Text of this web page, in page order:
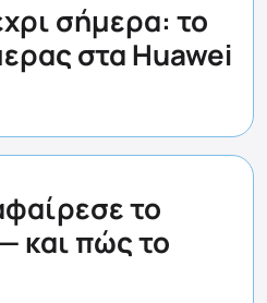
σήμερα: το
στα Huawei
το
και πώς το